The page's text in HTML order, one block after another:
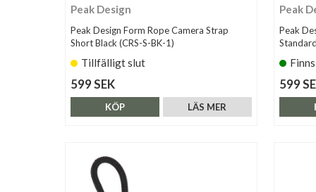
Peak Design
Peak Design Form Rope Camera Strap
Short Black (CRS-S-BK-1)
Tillfälligt slut
599 SEK
LÄS MER
KÖP
Peak
Peak
599